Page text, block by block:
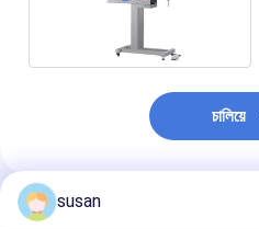
চালিয়ে
প্রস্তাবিত পণ্য
susan